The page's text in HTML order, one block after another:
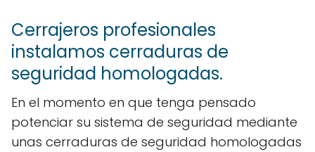
Cerrajeros profesionales
instalamos cerraduras de
seguridad homologadas.
En el momento en que tenga pensado
potenciar su sistema de seguridad mediante
unas cerraduras de seguridad homologadas